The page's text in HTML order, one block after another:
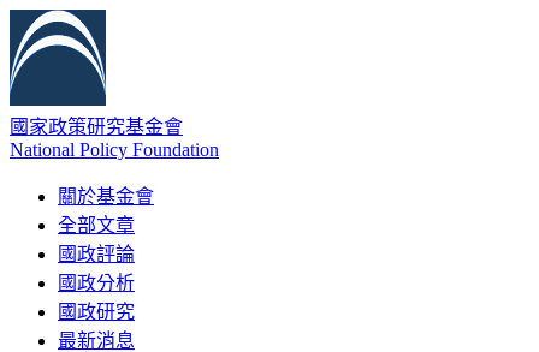
國家政策研究基金會
National Policy Foundation
關於基金會
全部文章
國政評論
國政分析
國政研究
最新消息